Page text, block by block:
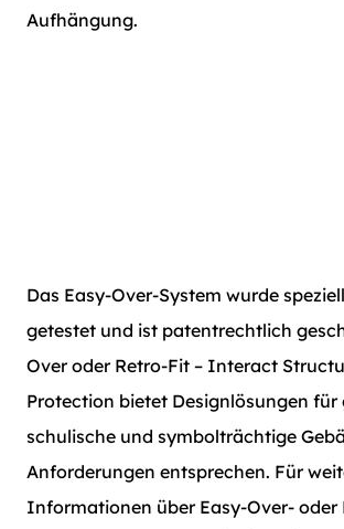
Aufhängung.
Das Easy-Over-System wurde
getestet und ist patentrechtlich
Over oder Retro-Fit – Interact
Protection bietet Designlösungen für
schulische und symbolträchtige
Anforderungen entsprechen. Für
Informationen über Easy-Over- oder